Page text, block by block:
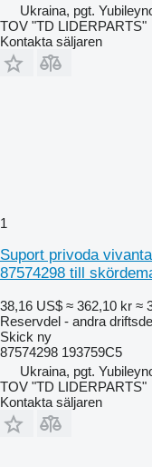
Ukraina, pgt.
TOV "TD LIDERPARTS"
Kontakta säljaren
1
Suport privoda
87574298 till
38,16 US$ ≈ 362,10 kr ≈
Reservdel - andra
Skick ny
87574298 193759C5
Ukraina, pgt.
TOV "TD LIDERPARTS"
Kontakta säljaren